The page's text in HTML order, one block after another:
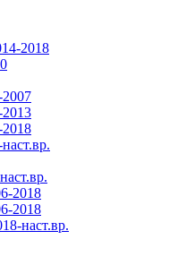
2018
2007
2013
2018
2018
2018
наст.вр.